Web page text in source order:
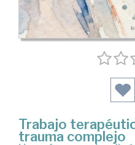
Trabajo
trauma complejo